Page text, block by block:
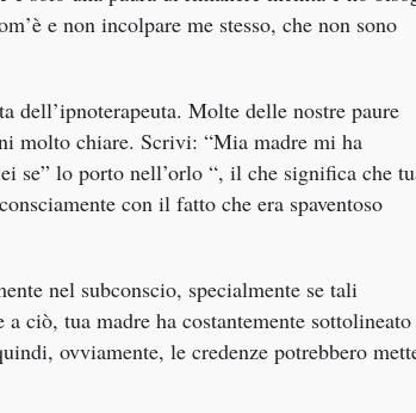
e non incolpare me stesso, che non sono
dell’ipnoterapeuta. Molte delle nostre paure
molto chiare. Scrivi: “Mia madre mi ha
se” lo porto nell’orlo “, il che significa che
con il fatto che era spaventoso
nel subconscio, specialmente se tali
ciò, tua madre ha costantemente sottolineato
ovviamente, le credenze potrebbero